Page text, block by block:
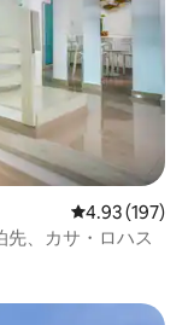
レビュー197
4.93 (197)
先、カサ・ロハス